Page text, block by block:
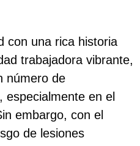
con una rica historia
trabajadora vibrante,
número de
especialmente en el
embargo, con el
de lesiones